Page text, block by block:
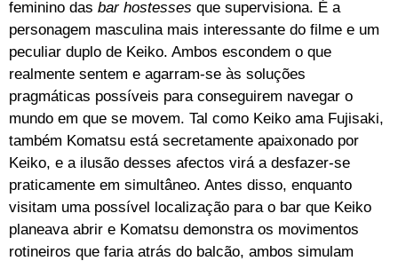
feminino das bar hostesses que supervisiona. É a
personagem masculina mais interessante do filme e um
peculiar duplo de Keiko. Ambos escondem o que
realmente sentem e agarram-se às soluções
pragmáticas possíveis para conseguirem navegar o
mundo em que se movem. Tal como Keiko ama Fujisaki,
também Komatsu está secretamente apaixonado por
Keiko, e a ilusão desses afectos virá a desfazer-se
praticamente em simultâneo. Antes disso, enquanto
visitam uma possível localização para o bar que Keiko
planeava abrir e Komatsu demonstra os movimentos
rotineiros que faria atrás do balcão, ambos simulam